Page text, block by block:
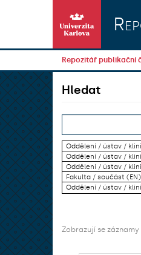
Repozitář publikační
Hledat
Oddělení / ústav /
Oddělení / ústav /
Oddělení / ústav /
Fakulta / součást
Oddělení / ústav /
Zobrazují se záznamy